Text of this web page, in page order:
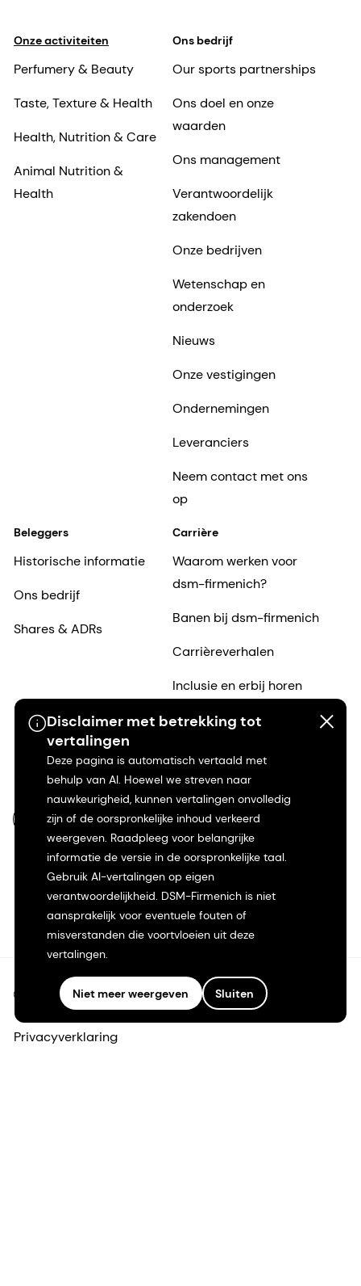
Disclaimer met betrekking tot
vertalingen
Deze pagina is automatisch vertaald met
behulp van AI. Hoewel we streven naar
nauwkeurigheid, kunnen vertalingen onvolledig
zijn of de oorspronkelijke inhoud verkeerd
weergeven. Raadpleeg voor belangrijke
informatie de versie in de oorspronkelijke taal.
Gebruik AI-vertalingen op eigen
verantwoordelijkheid. DSM-Firmenich is niet
aansprakelijk voor eventuele fouten of
misverstanden die voortvloeien uit deze
vertalingen.
Niet meer weergeven Sluiten
Onze activiteiten
Perfumery & Beauty
Taste, Texture & Health
Health, Nutrition & Care
Animal Nutrition &
Health
Ons bedrijf
Our sports partnerships
Ons doel en onze
waarden
Ons management
Verantwoordelijk
zakendoen
Onze bedrijven
Wetenschap en
onderzoek
Nieuws
Onze vestigingen
Ondernemingen
Leveranciers
Neem contact met ons
op
Beleggers
Historische informatie
Ons bedrijf
Shares & ADRs
Carrière
Waarom werken voor
dsm-firmenich?
Banen bij dsm-firmenich
Carrièreverhalen
Inclusie en erbij horen
Het begin van zijn
NL-NL
©2026 dsm-firmenich. Alle rechten voorbehouden.
Privacyverklaring